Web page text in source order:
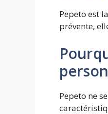
Pepeto est
prévente,
Pepeto ne